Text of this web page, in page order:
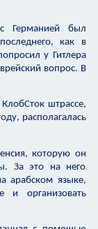
с Германией был
как в
у Гитлера
вопрос. В
штрассе,
располагалась
которую он
За это на него
арабском языке,
и организовать